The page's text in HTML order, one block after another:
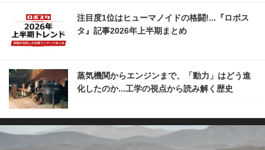
注目度1位はヒューマノイドの格闘!...『ロボス
タ』記事2026年上半期まとめ
蒸気機関からエンジンまで、「動力」はどう進
化したのか...工学の視点から読み解く歴史